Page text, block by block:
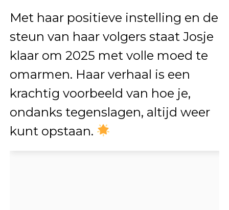
Met haar positieve instelling en de
steun van haar volgers staat Josje
klaar om 2025 met volle moed te
omarmen. Haar verhaal is een
krachtig voorbeeld van hoe je,
ondanks tegenslagen, altijd weer
kunt opstaan.